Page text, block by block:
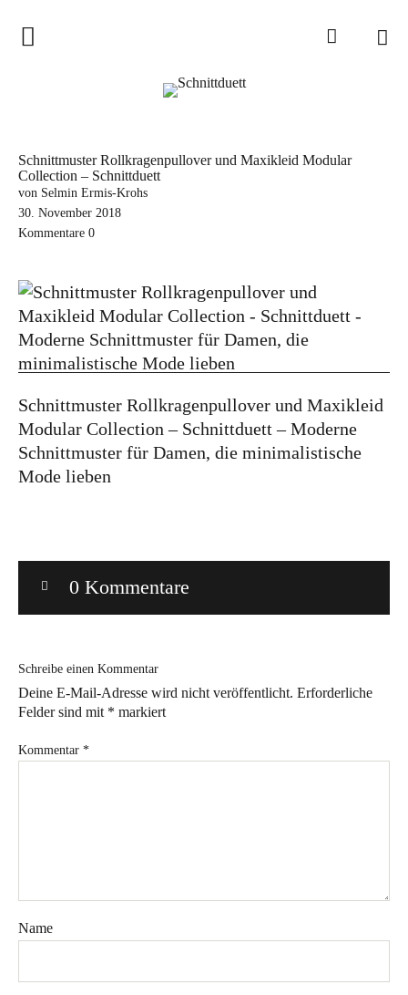
Home
Schnittduett Magazin
Sewalong
Stoffempfehlungen
Tipps zur Schnittanpassung
Wir sagen Danke und Good
Bye!
Schnittmuster Rollkragenpullover und Maxikleid Modular
Collection – Schnittduett
von Selmin Ermis-Krohs
30. November 2018
Kommentare 0
Schnittmuster Rollkragenpullover und Maxikleid
Modular Collection – Schnittduett – Moderne
Schnittmuster für Damen, die minimalistische
Mode lieben
0 Kommentare
Schreibe einen Kommentar
Deine E-Mail-Adresse wird nicht veröffentlicht. Erforderliche
Felder sind mit * markiert
Kommentar *
Name